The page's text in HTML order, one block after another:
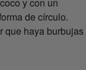
de círculo.
que haya burbujas